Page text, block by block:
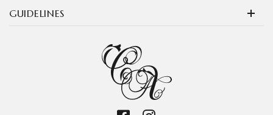
GUIDELINES